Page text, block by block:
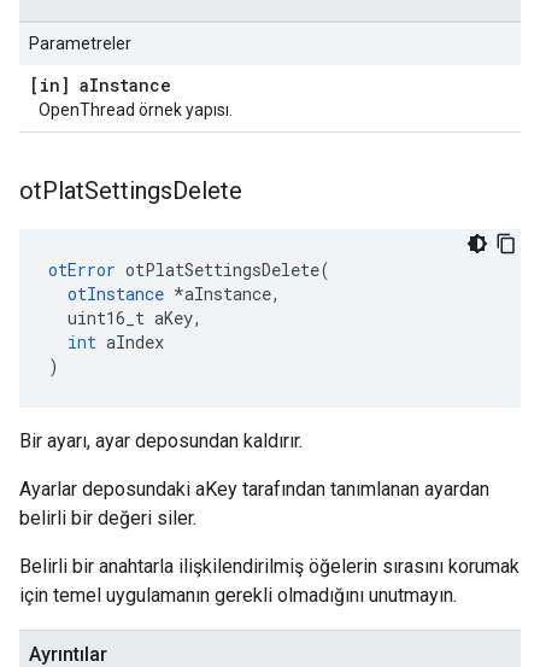
Parametreler
[in] aInstance
OpenThread örnek yapısı.
otPlatSettingsDelete
otError otPlatSettingsDelete(
otInstance *aInstance,
uint16_t aKey,
int aIndex
)
Bir ayarı, ayar deposundan kaldırır.
Ayarlar deposundaki aKey tarafından tanımlanan ayardan
belirli bir değeri siler.
Belirli bir anahtarla ilişkilendirilmiş öğelerin sırasını korumak
için temel uygulamanın gerekli olmadığını unutmayın.
Ayrıntılar